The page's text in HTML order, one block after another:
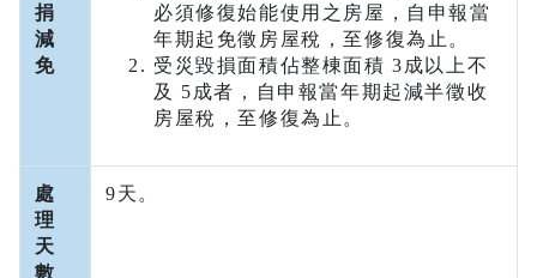
捐
減
免
必須修復始能使用之房屋，自申報當
年期起免徵房屋稅，至修復為止。
受災毀損面積佔整棟面積 3成以上不
及 5成者，自申報當年期起減半徵收
房屋稅，至修復為止。
處
理
天
數
9天。